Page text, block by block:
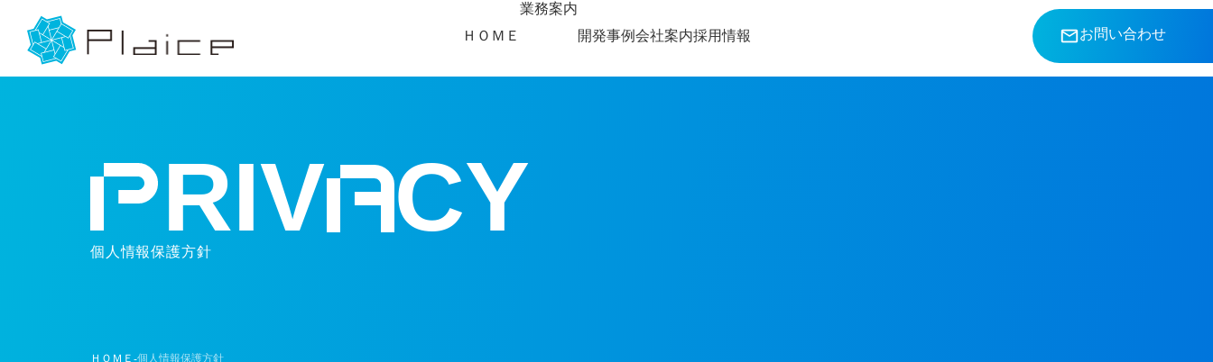
ＨＯＭＥ
業務案内
開発事例会社案内採用情報 お問い合わせ
ＨＯＭＥ -個人情報保護方針
RIV CY
個人情報保護方針